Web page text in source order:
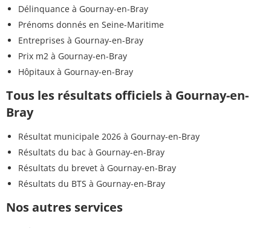
Délinquance à Gournay-en-Bray
Prénoms donnés en Seine-Maritime
Entreprises à Gournay-en-Bray
Prix m2 à Gournay-en-Bray
Hôpitaux à Gournay-en-Bray
Tous les résultats officiels à Gournay-en-
Bray
Résultat municipale 2026 à Gournay-en-Bray
Résultats du bac à Gournay-en-Bray
Résultats du brevet à Gournay-en-Bray
Résultats du BTS à Gournay-en-Bray
Nos autres services